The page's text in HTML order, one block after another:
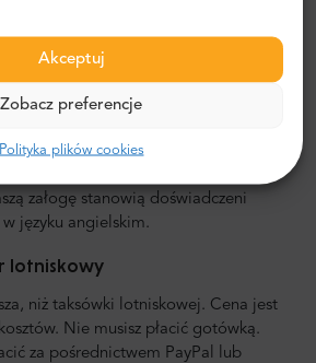
Akceptuj
Zobacz preferencje
Polityka plików cookies
usługi transportowej z
lotniskowy z Mr.Shuttle, usługą
w nowych, komfortowych,
i minibusach marki
załogę stanowią doświadczeni
języku angielskim.
lotniskowy
niż taksówki lotniskowej. Cena jest
Nie musisz płacić gotówką.
za pośrednictwem PayPal lub